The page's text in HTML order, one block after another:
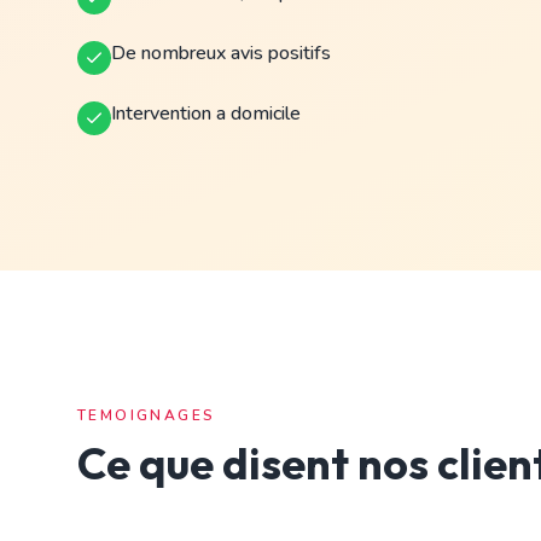
De nombreux avis positifs
Intervention a domicile
TEMOIGNAGES
Ce que disent nos